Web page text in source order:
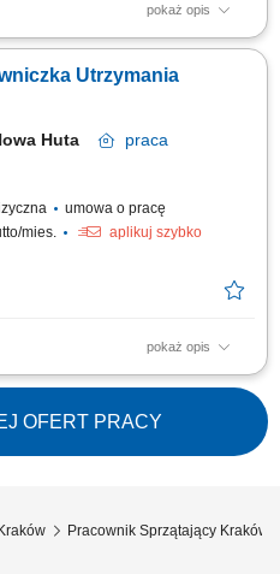
pokaż opis
i estetyczny wygląd wyznaczonych
wspólnych ciągów
stan higieniczny pomieszczeń
Utrzymania
Huta
praca
umowa o pracę
mies.
aplikuj szybko
pokaż opis
w pomieszczeniach biurowych
zaplecza socjalnego, kuchni i
obowiązującymi standardami.
z należytą starannością.
OFERT PRACY
Kraków Pracownik Sprzątający Kraków